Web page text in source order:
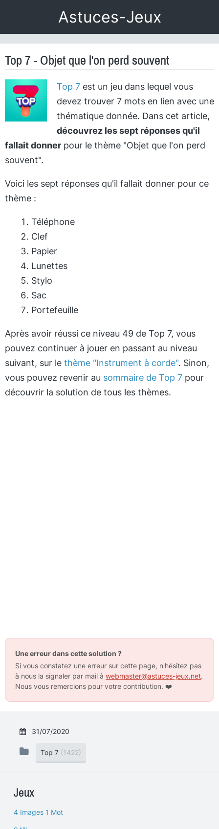
Astuces-Jeux
Top 7 - Objet que l'on perd souvent
Top 7est un jeu dans lequel vous
devez trouver 7 mots en lien avec une
thématique donnée. Dans cet article,
découvrez les sept réponses qu'il
fallait donner pour le thème "Objet que l'on perd
souvent".
Voici les sept réponses qu'il fallait donner pour ce
thème :
Téléphone
Clef
Papier
Lunettes
Stylo
Sac
Portefeuille
Après avoir réussi ce niveau 49 de Top 7, vous
pouvez continuer à jouer en passant au niveau
suivant, sur le thème "Instrument à corde". Sinon,
vous pouvez revenir au sommaire de Top 7 pour
découvrir la solution de tous les thèmes.
Une erreur dans cette solution ?
Si vous constatez une erreur sur cette page, n'hésitez pas
à nous la signaler par mail à webmaster@astuces-jeux.net.
Nous vous remercions pour votre contribution. ❤️
31/07/2020
Top 7 (1422)
Jeux
4 Images 1 Mot